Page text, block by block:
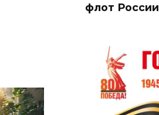
флот России